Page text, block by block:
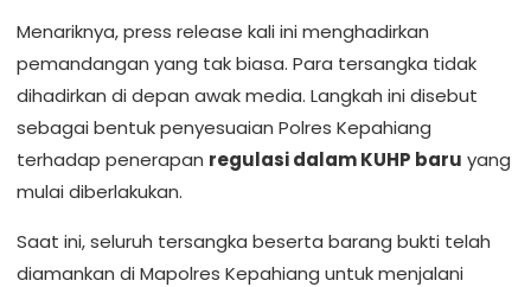
Menariknya, press release kali ini menghadirkan
pemandangan yang tak biasa. Para tersangka tidak
dihadirkan di depan awak media. Langkah ini disebut
sebagai bentuk penyesuaian Polres Kepahiang
terhadap penerapan regulasi dalam KUHP baru yang
mulai diberlakukan.
Saat ini, seluruh tersangka beserta barang bukti telah
diamankan di Mapolres Kepahiang untuk menjalani